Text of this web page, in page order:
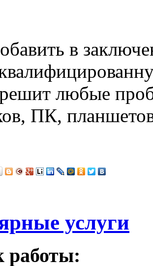
в
любые
ПК,
услуги
работы: